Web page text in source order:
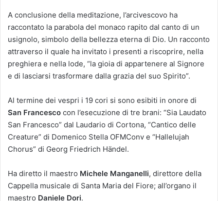
A conclusione della meditazione, l’arcivescovo ha
raccontato la parabola del monaco rapito dal canto di un
usignolo, simbolo della bellezza eterna di Dio. Un racconto
attraverso il quale ha invitato i presenti a riscoprire, nella
preghiera e nella lode, “la gioia di appartenere al Signore
e di lasciarsi trasformare dalla grazia del suo Spirito”.
Al termine dei vespri i 19 cori si sono esibiti in onore di
San Francesco con l’esecuzione di tre brani: “Sia Laudato
San Francesco” dal Laudario di Cortona, “Cantico delle
Creature” di Domenico Stella OFMConv e “Hallelujah
Chorus” di Georg Friedrich Händel.
Ha diretto il maestro Michele Manganelli, direttore della
Cappella musicale di Santa Maria del Fiore; all’organo il
maestro Daniele Dori.